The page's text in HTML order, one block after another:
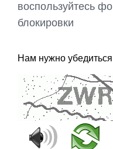
воспользуйтесь
блокировки
Нам нужно